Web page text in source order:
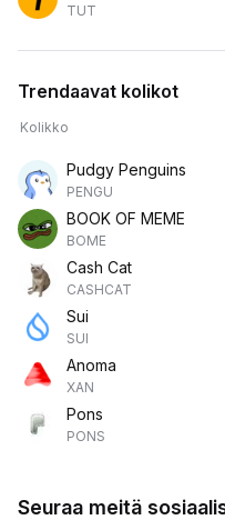
TUT
Trendaavat kolikot
Kolikko
Pudgy Penguins
PENGU
BOOK OF MEME
BOME
Cash Cat
CASHCAT
Sui
SUI
Anoma
XAN
Pons
PONS
Seuraa meitä